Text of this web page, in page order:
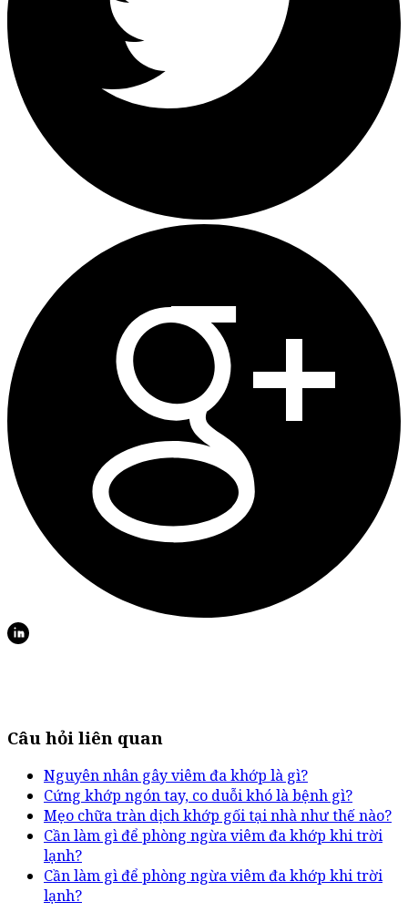
Câu hỏi liên quan
Nguyên nhân gây viêm đa khớp là gì?
Cứng khớp ngón tay, co duỗi khó là bệnh gì?
Mẹo chữa tràn dịch khớp gối tại nhà như thế nào?
Cần làm gì để phòng ngừa viêm đa khớp khi trời
lạnh?
Cần làm gì để phòng ngừa viêm đa khớp khi trời
lạnh?